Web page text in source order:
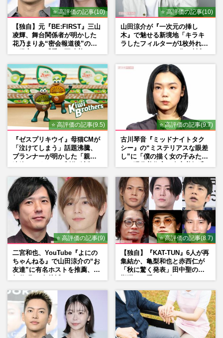
⭐ 高評価の記事(10)
【独自】元『BE:FIRST』三山
凌輝、舞台関係者が明かした
花乃まりあ“密会報道後”の呆
⭐ 高評価の記事(10)
山田涼介が『一次元の挿し
木』で魅せる新境地「キラキ
ラしたフィルターが1枚外れて
⭐ 高評価の記事(9.5)
『ゼスプリキウイ』母猫CMが
「泣けてしまう」話題沸騰、
プランナーが明かした「親に
⭐ 高評価の記事(9.7)
古川琴音『ミッドナイトタク
シー』の“ミステリアスな眼差
し”に「僕の描く女の子みた
⭐ 高評価の記事(9)
二宮和也、YouTube『よにの
ちゃんねる』で山田涼介の“お
友達”に有名ホストを推薦、歌
⭐ 高評価の記事(8.7)
【独自】『KAT-TUN』6人が再
集結か、亀梨和也と赤西仁が
「秋に驚く発表」田中聖の刑